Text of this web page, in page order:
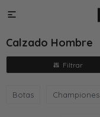

Calzado Hombre
Botas Championes